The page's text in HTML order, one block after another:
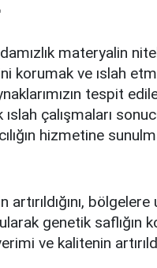
materyalin
korumak ve ıslah
tespit
çalışmaları
hizmetine
bölgelere
genetik saflığın
ve kalitenin